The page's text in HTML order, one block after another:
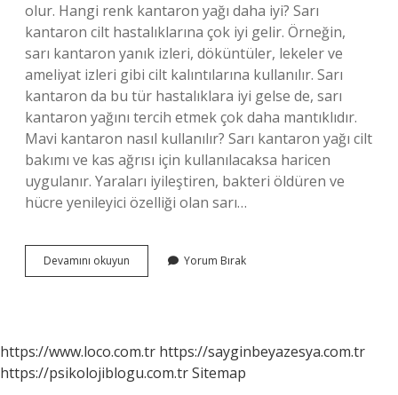
olur. Hangi renk kantaron yağı daha iyi? Sarı
kantaron cilt hastalıklarına çok iyi gelir. Örneğin,
sarı kantaron yanık izleri, döküntüler, lekeler ve
ameliyat izleri gibi cilt kalıntılarına kullanılır. Sarı
kantaron da bu tür hastalıklara iyi gelse de, sarı
kantaron yağını tercih etmek çok daha mantıklıdır.
Mavi kantaron nasıl kullanılır? Sarı kantaron yağı cilt
bakımı ve kas ağrısı için kullanılacaksa haricen
uygulanır. Yaraları iyileştiren, bakteri öldüren ve
hücre yenileyici özelliği olan sarı…
Devamını okuyun
Kantaron
Yorum Bırak
https://www.loco.com.tr https://sayginbeyazesya.com.tr
https://psikolojiblogu.com.trSitemap